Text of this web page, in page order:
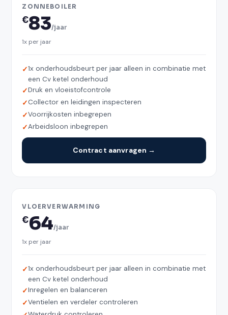
ZONNEBOILER
€83/jaar
1x per jaar
1x onderhoudsbeurt per jaar alleen in combinatie met
een Cv ketel onderhoud
Druk en vloeistofcontrole
Collector en leidingen inspecteren
Voorrijkosten inbegrepen
Arbeidsloon inbegrepen
Contract aanvragen →
VLOERVERWARMING
€64/jaar
1x per jaar
1x onderhoudsbeurt per jaar alleen in combinatie met
een Cv ketel onderhoud
Inregelen en balanceren
Ventielen en verdeler controleren